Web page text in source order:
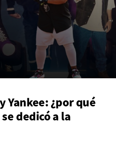
Yankee: ¿por qué
dedicó a la